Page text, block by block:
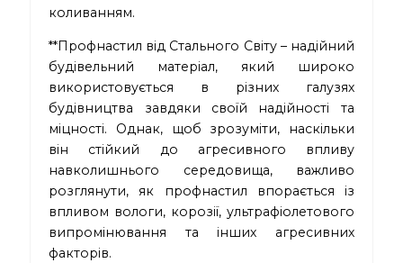
коливанням.
**Профнастил від Стального Світу – надійний
будівельний матеріал, який широко
використовується в різних галузях
будівництва завдяки своїй надійності та
міцності. Однак, щоб зрозуміти, наскільки
він стійкий до агресивного впливу
навколишнього середовища, важливо
розглянути, як профнастил впорається із
впливом вологи, корозії, ультрафіолетового
випромінювання та інших агресивних
факторів.